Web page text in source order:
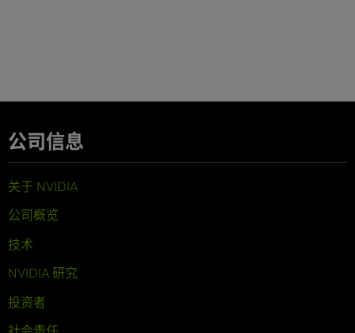
公司信息
关于 NVIDIA
公司概览
技术
NVIDIA 研究
投资者